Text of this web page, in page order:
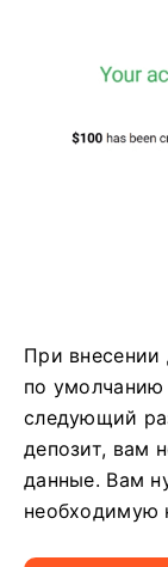
При внесении
по умолчанию
следующий
депозит, вам
данные. Вам
необходимую